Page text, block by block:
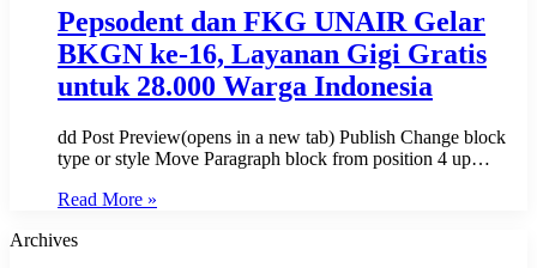
Pepsodent dan FKG UNAIR Gelar
BKGN ke-16, Layanan Gigi Gratis
untuk 28.000 Warga Indonesia
dd Post Preview(opens in a new tab) Publish Change block
type or style Move Paragraph block from position 4 up…
Read More »
Archives